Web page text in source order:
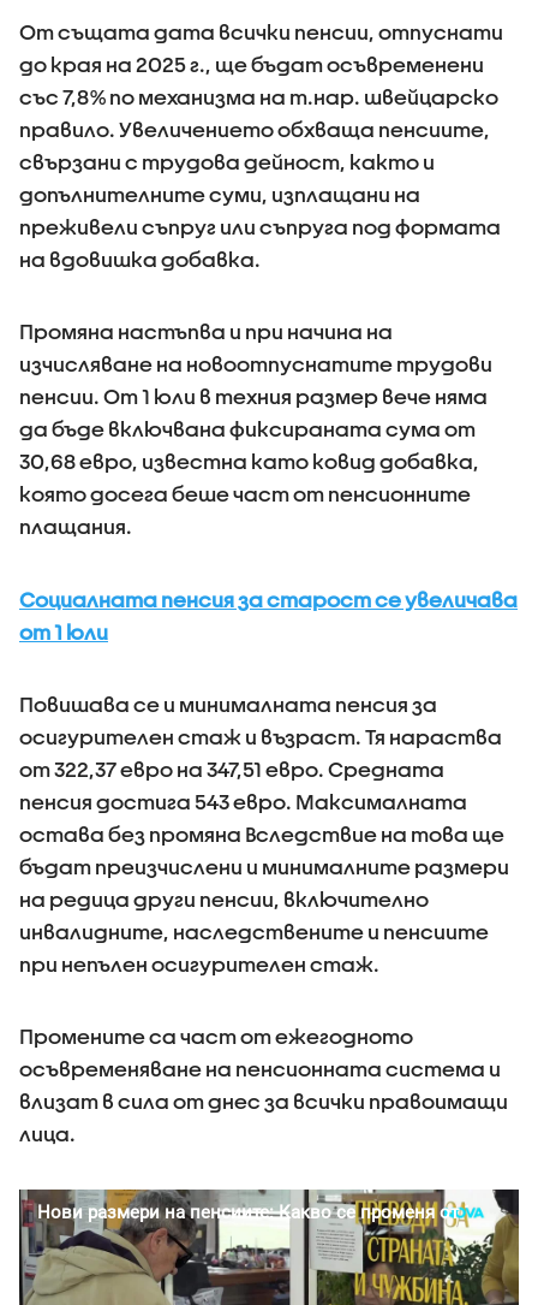
От същата дата всички пенсии, отпуснати
до края на 2025 г., ще бъдат осъвременени
със 7,8% по механизма на т.нар. швейцарско
правило. Увеличението обхваща пенсиите,
свързани с трудова дейност, както и
допълнителните суми, изплащани на
преживели съпруг или съпруга под формата
на вдовишка добавка.
Промяна настъпва и при начина на
изчисляване на новоотпуснатите трудови
пенсии. От 1 юли в техния размер вече няма
да бъде включвана фиксираната сума от
30,68 евро, известна като ковид добавка,
която досега беше част от пенсионните
плащания.
Социалната пенсия за старост се увеличава
от 1 юли
Повишава се и минималната пенсия за
осигурителен стаж и възраст. Тя нараства
от 322,37 евро на 347,51 евро. Средната
пенсия достига 543 евро. Максималната
остава без промяна Вследствие на това ще
бъдат преизчислени и минималните размери
на редица други пенсии, включително
инвалидните, наследствените и пенсиите
при непълен осигурителен стаж.
Промените са част от ежегодното
осъвременяване на пенсионната система и
влизат в сила от днес за всички правоимащи
лица.